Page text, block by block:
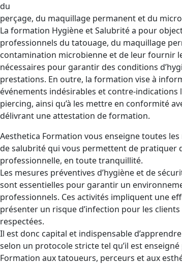
du
perçage, du maquillage permanent et du
La formation Hygiène et Salubrité a pour
professionnels du tatouage, du maquillage
contamination microbienne et de leur fournir
nécessaires pour garantir des conditions
prestations. En outre, la formation vise à
événements indésirables et contre-indications
piercing, ainsi qu’à les mettre en conformité
délivrant une attestation de formation.
Aesthetica Formation vous enseigne toutes les
de salubrité qui vous permettent de pratiquer
professionnelle, en toute tranquillité.
Les mesures préventives d’hygiène et de
sont essentielles pour garantir un
professionnels. Ces activités impliquent une
présenter un risque d’infection pour les
respectées.
Il est donc capital et indispensable
selon un protocole stricte tel qu’il est
Formation aux tatoueurs, perceurs et aux